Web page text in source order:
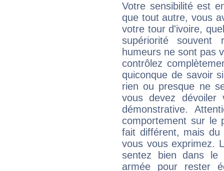
Votre sensibilité est
que tout autre, vous
votre tour d'ivoire,
supériorité souvent
humeurs ne sont pas
contrôlez
quiconque de savoir
rien ou presque ne
vous devez
démonstrative.
comportement sur le
fait différent, mais du
vous vous exprimez.
sentez bien dans le
armée pour rester